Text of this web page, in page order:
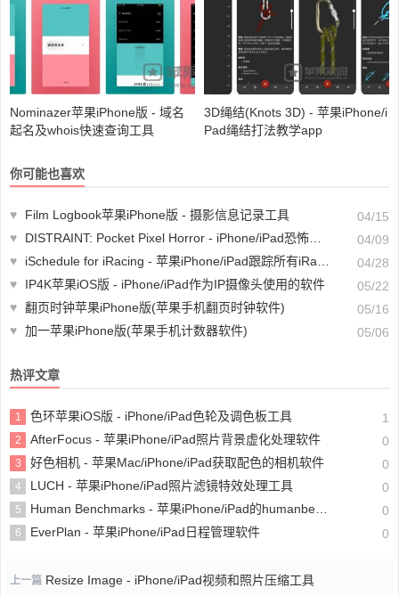
Nominazer苹果iPhone版 - 域名
起名及whois快速查询工具
3D绳结(Knots 3D) - 苹果iPhone/i
Pad绳结打法教学app
你可能也喜欢
♥ Film Logbook苹果iPhone版 - 摄影信息记录工具
04/15
♥
DISTRAINT: Pocket Pixel Horror - iPhone/iPad恐怖冒险游戏
04/09
♥
iSchedule for iRacing - 苹果iPhone/iPad跟踪所有iRacing赛事软件
04/28
♥
IP4K苹果iOS版 - iPhone/iPad作为IP摄像头使用的软件
05/22
♥ 翻页时钟苹果iPhone版(苹果手机翻页时钟软件)
05/16
♥ 加一苹果iPhone版(苹果手机计数器软件) 05/06
热评文章
1 色环苹果iOS版 - iPhone/iPad色轮及调色板工具 1
2 AfterFocus - 苹果iPhone/iPad照片背景虚化处理软件 0
3 好色相机 - 苹果Mac/iPhone/iPad获取配色的相机软件 0
4 LUCH - 苹果iPhone/iPad照片滤镜特效处理工具 0
5 Human Benchmarks - 苹果iPhone/iPad的humanbenchmark反应测试软件 0
6 EverPlan - 苹果iPhone/iPad日程管理软件 0
上一篇 Resize Image - iPhone/iPad视频和照片压缩工具